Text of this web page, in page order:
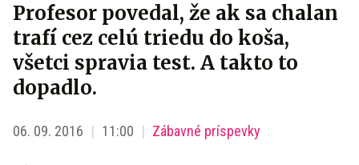
Profesor povedal, že ak sa chalan
trafí cez celú triedu do koša,
všetci spravia test. A takto to
dopadlo.
06. 09. 2016 11:00 Zábavné príspevky